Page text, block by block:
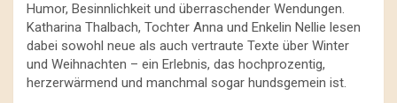
Humor, Besinnlichkeit und überraschender Wendungen.
Katharina Thalbach, Tochter Anna und Enkelin Nellie lesen
dabei sowohl neue als auch vertraute Texte über Winter
und Weihnachten – ein Erlebnis, das hochprozentig,
herzerwärmend und manchmal sogar hundsgemein ist.